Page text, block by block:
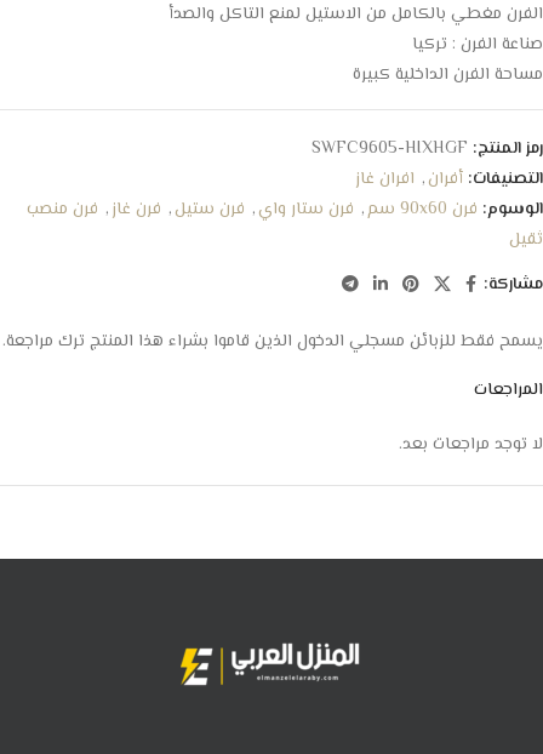
الفرن مغطي بالكامل من الاستيل لمنع التاكل والصدأ
صناعة الفرن : تركيا
مساحة الفرن الداخلية كبيرة
رمز المنتج: SWFC9605-HIXHGF
التصنيفات: أفران, افران غاز
الوسوم: فرن 90x60 سم , فرن ستار واي, فرن ستيل, فرن غاز, فرن منصب
ثقيل
مشاركة:
المراجعات
لا توجد مراجعات بعد.
يسمح فقط للزبائن مسجلي الدخول الذين قاموا بشراء هذا المنتج ترك مراجعة.